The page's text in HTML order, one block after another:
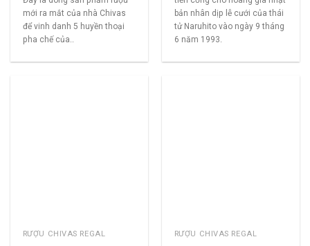
mới ra mắt của nhà Chivas
để vinh danh 5 huyền thoại
pha chế của..
bản nhân dịp lễ cưới của thái
tử Naruhito vào ngày 9 tháng
6 năm 1993.
RƯỢU CHIVAS REGAL RƯỢU CHIVAS REGAL